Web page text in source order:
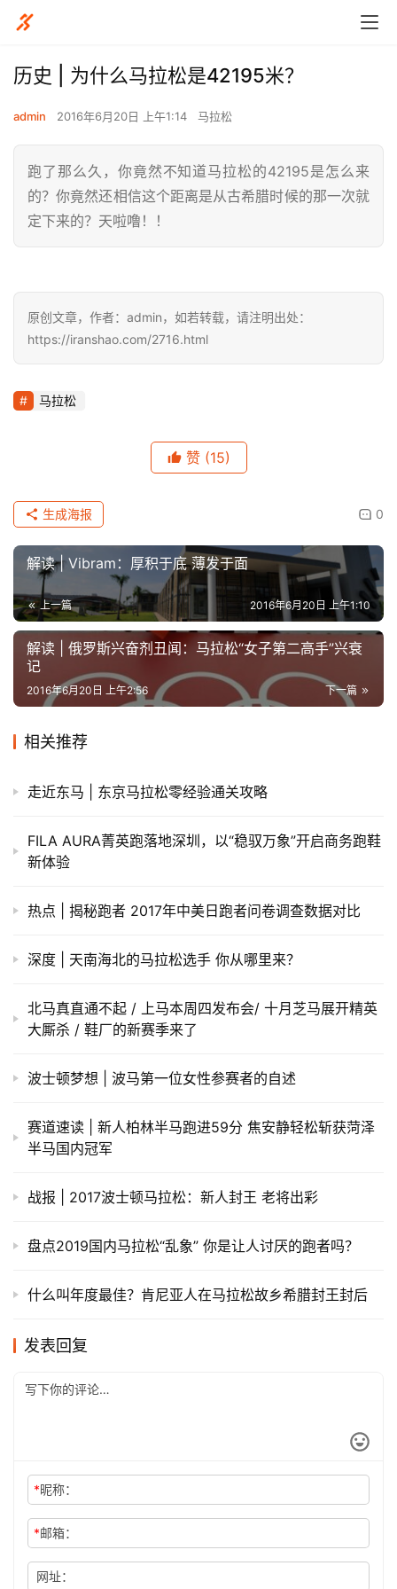
比
赛
观
察
备
训
练
视
户
精
动
集
历史 | 为什么马拉松是42195米？
admin 2016年6月20日 上午1:14 马拉松
跑了那么久，你竟然不知道马拉松的42195是怎么来
的？你竟然还相信这个距离是从古希腊时候的那一次就
定下来的？天啦噜！！
原创文章，作者：admin，如若转载，请注明出处：
https://iranshao.com/2716.html
马拉松
赞 (15)
0
生成海报
解读 | Vibram：厚积于底 薄发于面
上一篇 2016年6月20日 上午1:10
解读 | 俄罗斯兴奋剂丑闻：马拉松“女子第二高手”兴衰
记
下一篇
2016年6月20日 上午2:56
相关推荐
走近东马 | 东京马拉松零经验通关攻略
FILA AURA菁英跑落地深圳，以“稳驭万象”开启商务跑鞋
新体验
热点 | 揭秘跑者 2017年中美日跑者问卷调查数据对比
深度 | 天南海北的马拉松选手 你从哪里来？
北马真直通不起 / 上马本周四发布会/ 十月芝马展开精英
大厮杀 / 鞋厂的新赛季来了
波士顿梦想 | 波马第一位女性参赛者的自述
赛道速读 | 新人柏林半马跑进59分 焦安静轻松斩获菏泽
半马国内冠军
战报 | 2017波士顿马拉松：新人封王 老将出彩
盘点2019国内马拉松“乱象” 你是让人讨厌的跑者吗？
什么叫年度最佳？肯尼亚人在马拉松故乡希腊封王封后
发表回复
*昵称：
*邮箱：
网址：